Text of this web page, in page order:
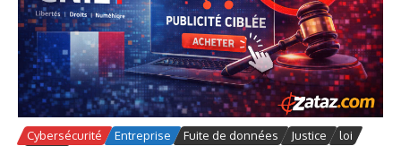
Cybersécurité Entreprise Fuite de données Justice
loi